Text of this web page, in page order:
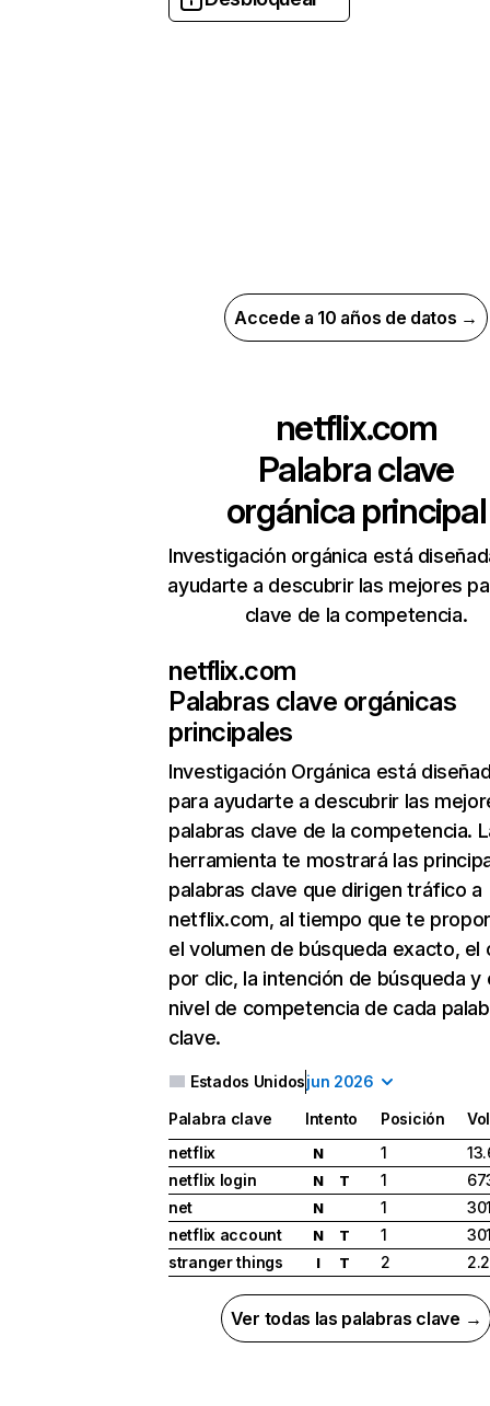
Accede a 10 años de datos →
netflix.com
Palabra clave
orgánica principal
Investigación orgánica está
ayudarte a descubrir las mejores
clave de la competencia.
netflix.com
Palabras clave orgánicas
principales
Investigación Orgánica está
para ayudarte a descubrir las
palabras clave de la competencia.
herramienta te mostrará las
palabras clave que dirigen tráfico a
netflix.com, al tiempo que te
el volumen de búsqueda exacto, el
por clic, la intención de búsqueda y
nivel de competencia de cada
clave.
Estados Unidosjun 2026
Palabra clave Intento Posición
netflix
N 1
netflix login
N T 1
net
N 1
netflix account
N T 1
stranger things
I T 2
Ver todas las palabras clave →